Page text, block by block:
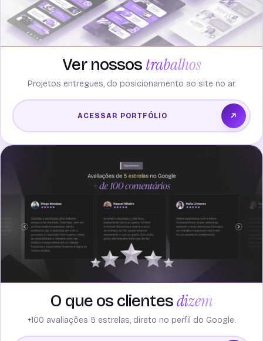
Ver nossos trabalhos
Projetos entregues, do posicionamento ao site no ar.
ACESSAR PORTFÓLIO
O que os clientesdizem
+100 avaliações 5 estrelas, direto no perfil do Google.